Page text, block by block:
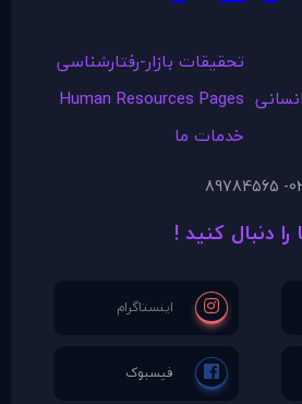
تحقیقات بازار-رفتارشناسی
Human Resources Pages
خدمات ما
021-
را دنبال کنید !